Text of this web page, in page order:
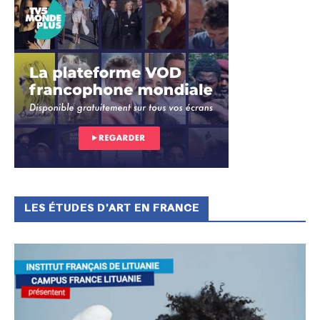
LES ÉTUDES D’ART EN FRANCE